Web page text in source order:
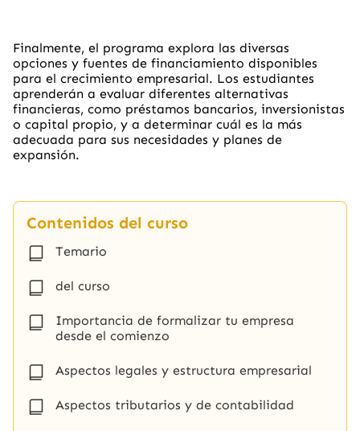
Finalmente, el programa explora las diversas
opciones y fuentes de financiamiento disponibles
para el crecimiento empresarial. Los estudiantes
aprenderán a evaluar diferentes alternativas
financieras, como préstamos bancarios, inversionistas
o capital propio, y a determinar cuál es la más
adecuada para sus necesidades y planes de
expansión.
Contenidos del curso
Temario
del curso
Importancia de formalizar tu empresa
desde el comienzo
Aspectos legales y estructura empresarial
Aspectos tributarios y de contabilidad